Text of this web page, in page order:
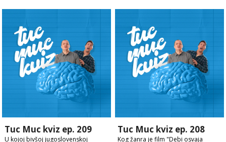
Tuc Muc kviz ep. 209
U kojoj bivšoj jugoslovenskoj
Tuc Muc kviz ep. 208
Kog žanra je film "Debi osvaja